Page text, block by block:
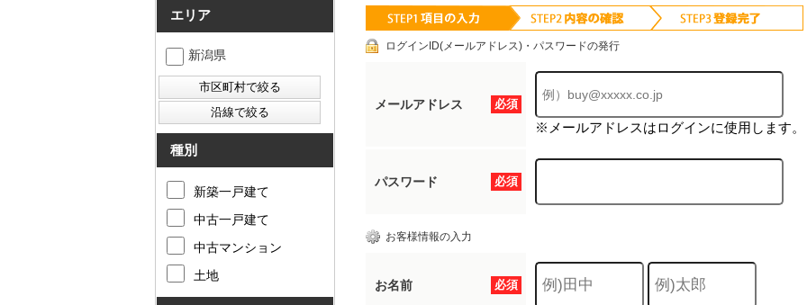
ログインID(メールアドレス)・パスワードの発行
必須
メールアドレス
※メールアドレスはログインに使用します。
必須
パスワード
お客様情報の入力
必須
お名前
エリア
新潟県
種別
新築一戸建て
中古一戸建て
中古マンション
土地